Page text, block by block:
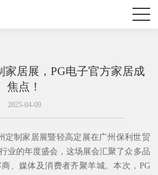
家居展，PG电子官方家居成
焦点！
2025-04-09
定制家居展暨轻高定展在广州保利世贸
业的年度盛会，这场展会汇聚了众多品
、媒体及消费者齐聚羊城。本次，PG